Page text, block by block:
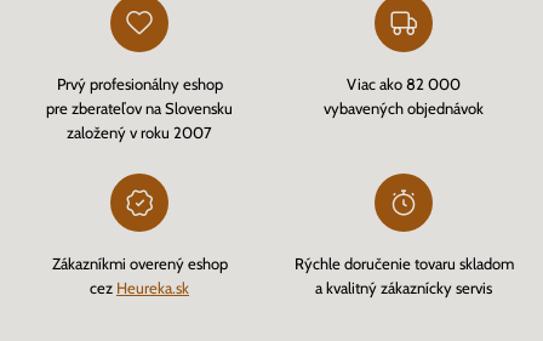
Prvý profesionálny eshop
pre zberateľov na Slovensku
založený v roku 2007
Viac ako 82 000
vybavených objednávok
Zákazníkmi overený eshop
cez Heureka.sk
Rýchle doručenie tovaru skladom
a kvalitný zákaznícky servis